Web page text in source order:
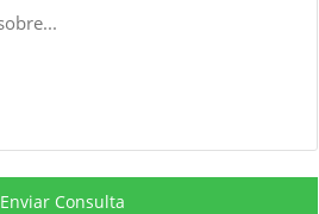
Enviar Consulta